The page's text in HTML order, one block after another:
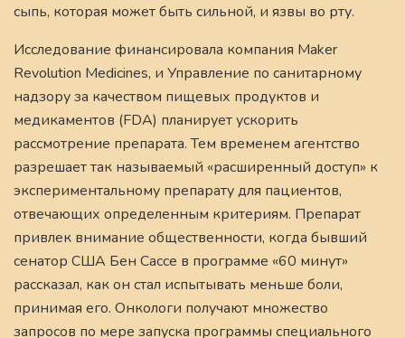
сыпь, которая может быть сильной, и язвы во рту.
Исследование финансировала компания Maker
Revolution Medicines, и Управление по санитарному
надзору за качеством пищевых продуктов и
медикаментов (FDA) планирует ускорить
рассмотрение препарата. Тем временем агентство
разрешает так называемый «расширенный доступ» к
экспериментальному препарату для пациентов,
отвечающих определенным критериям. Препарат
привлек внимание общественности, когда бывший
сенатор США Бен Сассе в программе «60 минут»
рассказал, как он стал испытывать меньше боли,
принимая его. Онкологи получают множество
запросов по мере запуска программы специального